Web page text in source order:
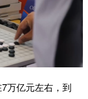
亿元左右，到